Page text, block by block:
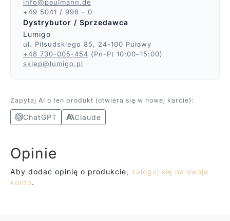
info@paulmann.de
+49 5041 / 998 - 0
Dystrybutor / Sprzedawca
Lumigo
ul. Piłsudskiego 85, 24-100 Puławy
+48 730-005-454 (Pn-Pt 10:00–15:00)
sklep@lumigo.pl
Zapytaj AI o ten produkt (otwiera się w nowej karcie):
ChatGPT Claude
Opinie
Aby dodać opinię o produkcie, zaloguj się na swoje
konto.